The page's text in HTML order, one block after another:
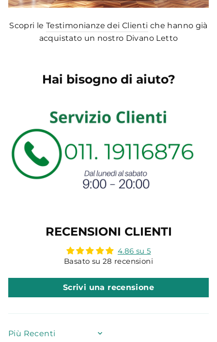
Scopri le Testimonianze dei Clienti che hanno già
acquistato un nostro Divano Letto
Hai bisogno di aiuto?
RECENSIONI CLIENTI
4.86 su 5
Basato su 28 recensioni
Scrivi una recensione
SORT BY